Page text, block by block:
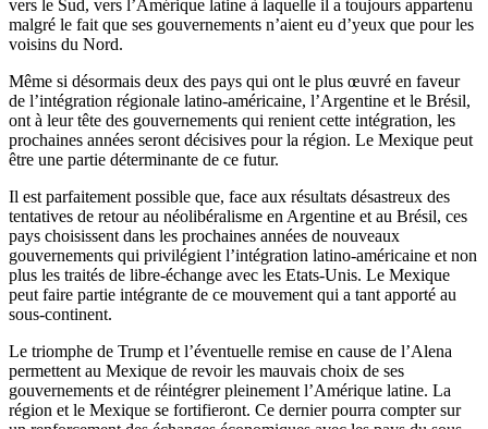
vers le Sud, vers l’Amérique latine à laquelle il a toujours appartenu
malgré le fait que ses gouvernements n’aient eu d’yeux que pour les
voisins du Nord.
Même si désormais deux des pays qui ont le plus œuvré en faveur
de l’intégration régionale latino-américaine, l’Argentine et le Brésil,
ont à leur tête des gouvernements qui renient cette intégration, les
prochaines années seront décisives pour la région. Le Mexique peut
être une partie déterminante de ce futur.
Il est parfaitement possible que, face aux résultats désastreux des
tentatives de retour au néolibéralisme en Argentine et au Brésil, ces
pays choisissent dans les prochaines années de nouveaux
gouvernements qui privilégient l’intégration latino-américaine et non
plus les traités de libre-échange avec les Etats-Unis. Le Mexique
peut faire partie intégrante de ce mouvement qui a tant apporté au
sous-continent.
Le triomphe de Trump et l’éventuelle remise en cause de l’Alena
permettent au Mexique de revoir les mauvais choix de ses
gouvernements et de réintégrer pleinement l’Amérique latine. La
région et le Mexique se fortifieront. Ce dernier pourra compter sur